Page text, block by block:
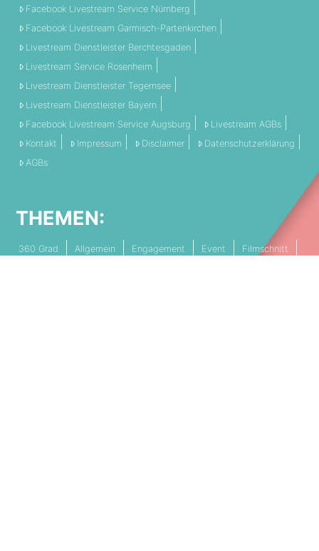
Facebook Livestream Service Nürnberg
Facebook Livestream Garmisch-Partenkirchen
Livestream Dienstleister Berchtesgaden
Livestream Service Rosenheim
Livestream Dienstleister Tegernsee
Livestream Dienstleister Bayern
Facebook Livestream Service Augsburg
Livestream AGBs
Kontakt
Impressum Disclaimer
Datenschutzerklärung
AGBs
THEMEN:
360 Grad Allgemein Engagement Event
Filmschnitt